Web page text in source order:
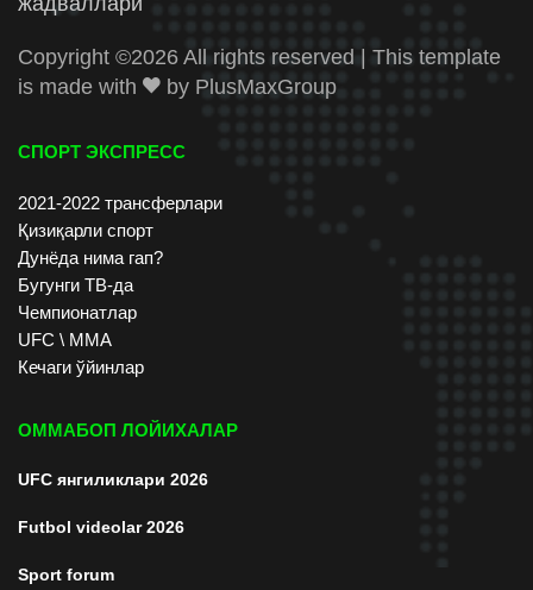
Copyright ©2026 All rights reserved | This template
is made with
by PlusMaxGroup
СПОРТ ЭКСПРЕСС
2021-2022 трансферлари
Қизиқарли спорт
Дунёда нима гап?
Бугунги ТВ-да
Чемпионатлар
UFC \ ММА
Кечаги ўйинлар
ОММАБОП ЛОЙИХАЛАР
UFC янгиликлари 2026
Futbol videolar 2026
Sport forum